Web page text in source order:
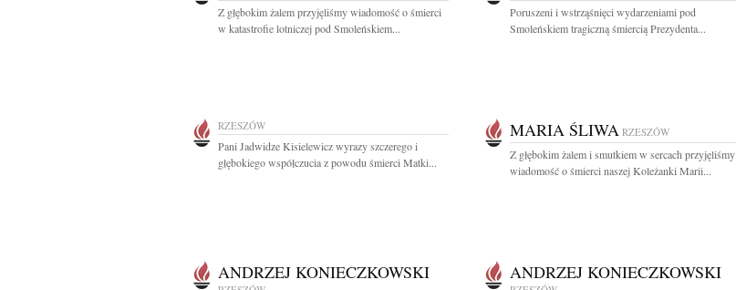
Z głębokim żalem przyjęliśmy wiadomość o śmierci
w katastrofie lotniczej pod Smoleńskiem...
Poruszeni i wstrząśnięci wydarzeniami pod
Smoleńskiem tragiczną śmiercią Prezydenta...
RZESZÓW
Pani Jadwidze Kisielewicz wyrazy szczerego i
głębokiego współczucia z powodu śmierci Matki...
MARIA ŚLIWA RZESZÓW
Z głębokim żalem i smutkiem w sercach przyjęliśmy
wiadomość o śmierci naszej Koleżanki Marii...
ANDRZEJ KONIECZKOWSKI ANDRZEJ KONIECZKOWSKI